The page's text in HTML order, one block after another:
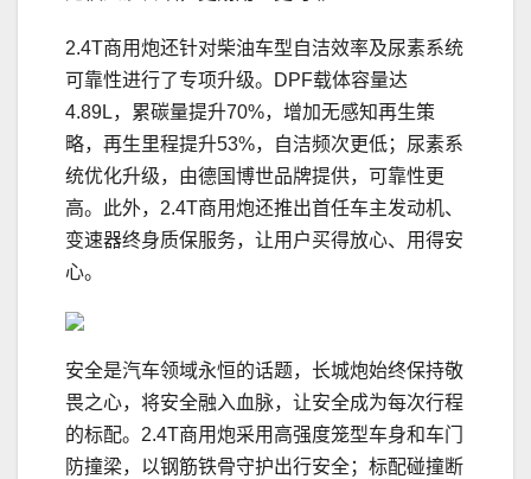
2.4T商用炮还针对柴油车型自洁效率及尿素系统
可靠性进行了专项升级。DPF载体容量达
4.89L，累碳量提升70%，增加无感知再生策
略，再生里程提升53%，自洁频次更低；尿素系
统优化升级，由德国博世品牌提供，可靠性更
高。此外，2.4T商用炮还推出首任车主发动机、
变速器终身质保服务，让用户买得放心、用得安
心。
安全是汽车领域永恒的话题，长城炮始终保持敬
畏之心，将安全融入血脉，让安全成为每次行程
的标配。‌2.4T商用炮采用高强度笼型车身和车门
防撞梁，以钢筋铁骨守护出行安全；标配碰撞断